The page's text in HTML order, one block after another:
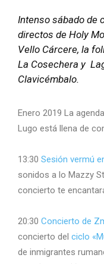
Intenso sábado de
directos de Holy
Vello Cárcere, la
La Cosechera y
Clavicémbalo.
Enero 2019 La
Lugo está llena de
13:30 Sesión vermú
sonidos a lo Mazzy
concierto te
20:30 Concierto de
concierto del ciclo
de inmigrantes